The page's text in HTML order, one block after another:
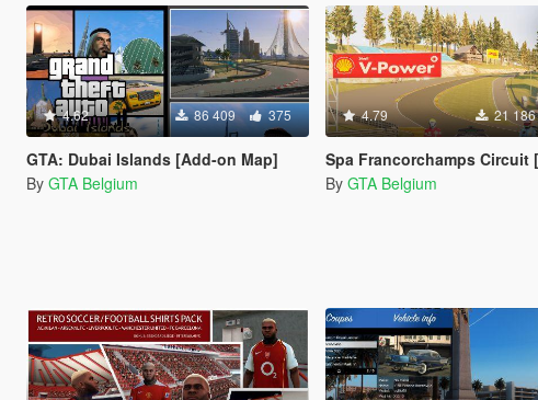
4.62 86 409 375
GTA: Dubai Islands [Add-on Map]
By GTA Belgium
4.79 21
Spa Francorchamps Circuit [Add-On
By GTA Belgium